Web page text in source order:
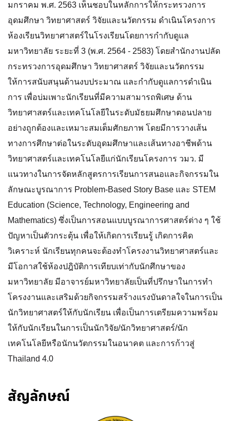
มกราคม พ.ศ. 2563 เห็นชอบในหลักการให้กระทรวงการ
อุดมศึกษา วิทยาศาสตร์ วิจัยและนวัตกรรม ดำเนินโครงการ
ห้องเรียนวิทยาศาสตร์ในโรงเรียนโดยการกำกับดูแล
มหาวิทยาลัย ระยะที่ 3 (พ.ศ. 2564 - 2583) โดยสำนักงานปลัด
กระทรวงการอุดมศึกษา วิทยาศาสตร์ วิจัยและนวัตกรรม
ให้การสนับสนุนด้านงบประมาณ และกำกับดูแลการดำเนิน
การ เพื่อบ่มเพาะนักเรียนที่มีความสามารถพิเศษ ด้าน
วิทยาศาสตร์และเทคโนโลยีในระดับมัธยมศึกษาตอนปลาย
อย่างถูกต้องและเหมาะสมเต็มศักยภาพ โดยมีการวางเส้น
ทางการศึกษาต่อในระดับอุดมศึกษาและเส้นทางอาชีพด้าน
วิทยาศาสตร์และเทคโนโลยีแก่นักเรียนโครงการ วมว. มี
แนวทางในการจัดหลักสูตรการเรียนการสนอและกิจกรรมใน
ลักษณะบูรณาการ Problem-Based Story Base และ STEM
Education (Science, Technology, Engineering and
Mathematics) ซึ่งเป็นการสอนแบบบูรณาการศาสตร์ต่าง ๆ ใช้
ปัญหาเป็นตัวกระตุ้น เพื่อให้เกิดการเรียนรู้ เกิดการคิด
วิเคราะห์ นักเรียนทุกคนจะต้องทำโครงงานวิทยาศาสตร์และ
มีโอกาสใช้ห้องปฎิบัติการเทียบเท่ากับนักศึกษาของ
มหาวิทยาลัย มีอาจารย์มหาวิทยาลัยเป็นที่ปรึกษาในการทำ
โครงงานและเสริมด้วยกิจกรรมสร้างแรงบันดาลใจในการเป็น
นักวิทยาศาสตร์ให้กับนักเรียน เพื่อเป็นการเตรียมความพร้อม
ให้กับนักเรียนในการเป็นนักวิจัย/นักวิทยาศาสตร์/นัก
เทคโนโลยีหรือนักนวัตกรรมในอนาคต และการก้าวสู่
Thailand 4.0
สัญลักษณ์